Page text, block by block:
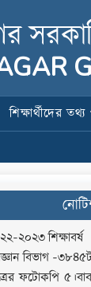
শিক্ষার্থীদের তথ্য
২০২৩ শিক্ষাবর্ষ
বিভাগ -
ফটোকপি